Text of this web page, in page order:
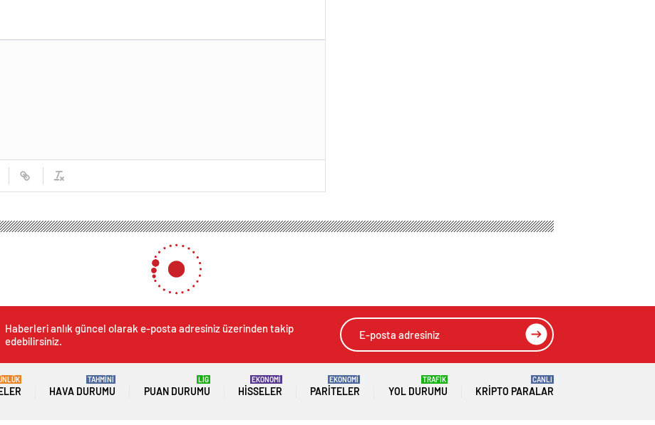
Trabzon’da 26 kiloluk tümörü çıkaran doktor konuştu
tümörü çıkaran doktor konuştu